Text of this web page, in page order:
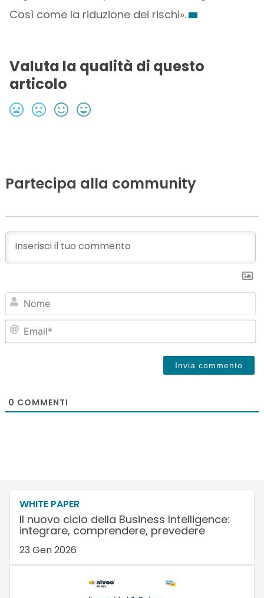
Così come la riduzione dei rischi».
Valuta la qualità di questo
articolo
Partecipa alla community
0 COMMENTI
WHITE PAPER
Il nuovo ciclo della Business Intelligence:
integrare, comprendere, prevedere
23 Gen 2026